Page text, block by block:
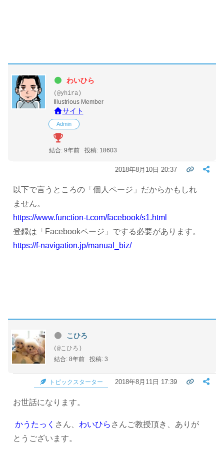
わいひら
(@yhira)
Illustrious Member
サイト
Admin
結合: 9年前 投稿: 18603
2018年8月10日 20:37
以下で言うところの「個人ページ」だからかもしれ
ません。
https://www.function-t.com/facebook/s1.html
登録は「Facebookページ」でする必要があります。
https://f-navigation.jp/manual_biz/
こひろ
(@こひろ)
結合: 8年前
投稿: 3
トピックスターター 2018年8月11日 17:39
お世話になります。
かうたっく さん、 わいひら さんご教授頂き、ありが
とうございます。